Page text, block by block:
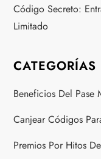
Código Secreto:
Limitado
CATEGORÍAS
Beneficios Del Pase
Canjear Códigos
Premios Por Hitos